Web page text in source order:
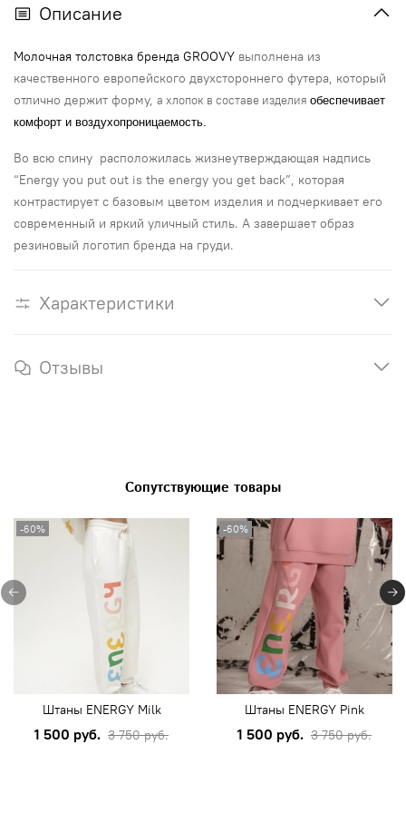
Описание
Молочная толстовка бренда GROOVY выполнена из
качественного европейского двухстороннего футера, который
отлично держит форму, а хлопок в составе изделия обеспечивает
комфорт и воздухопроницаемость.
Во всю спину расположилась жизнеутверждающая надпись
“Energy you put out is the energy you get back”, которая
контрастирует с базовым цветом изделия и подчеркивает его
современный и яркий уличный стиль. А завершает образ
резиновый логотип бренда на груди.
Характеристики
Отзывы
Сопутствующие товары
-60%
Штаны ENERGY Milk
1 500 руб. 3 750 руб.
-60%
Штаны ENERGY Pink
1 500 руб. 3 750 руб.